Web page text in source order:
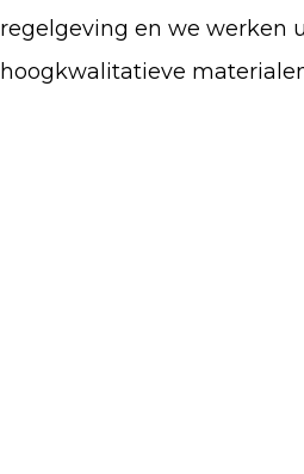
regelgeving en we werken
hoogkwalitatieve